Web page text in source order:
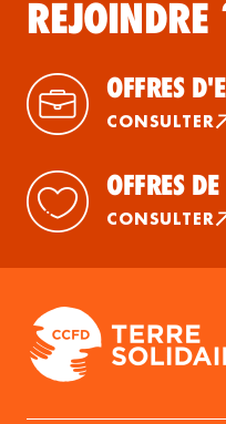
REJOINDRE
OFFRES
CONSULTER
OFFRES
CONSULTER